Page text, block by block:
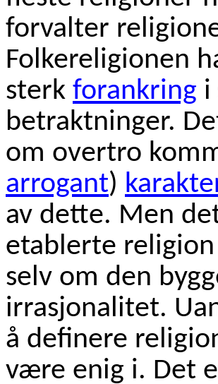
forvalter
Folkereligionen
sterk forankring i
betraktninger.
om overtro
arrogant)
av dette. Men
etablerte
selv om den
irrasjonalitet.
å definere
være enig i. Det